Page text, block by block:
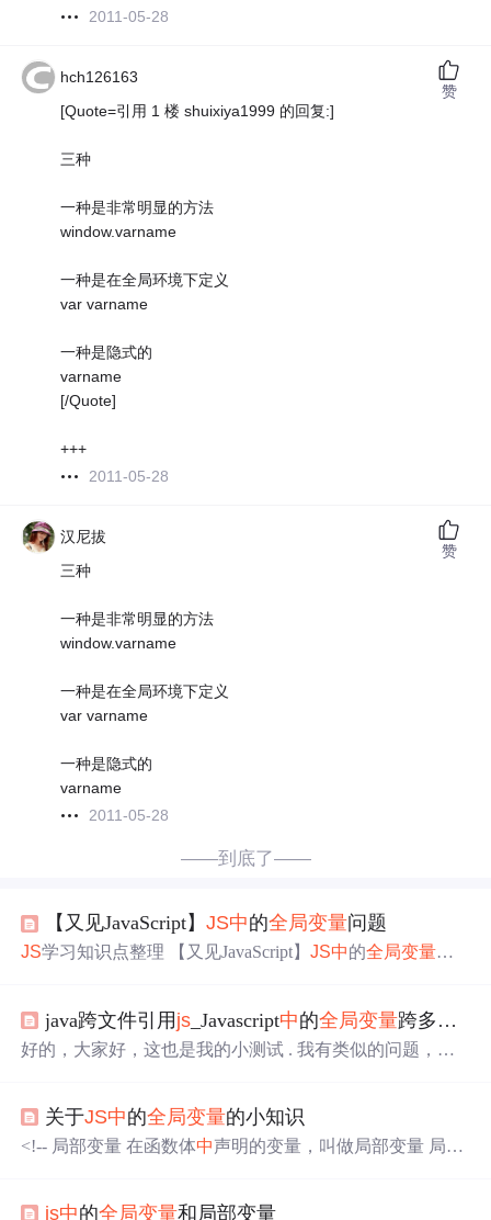
2011-05-28
hch126163
[Quote=引用 1 楼 shuixiya1999 的回复:]
三种
一种是非常明显的方法
window.varname
一种是在全局环境下定义
var varname
一种是隐式的
varname
[/Quote]
+++
2011-05-28
赞
汉尼拔
三种
一种是非常明显的方法
window.varname
一种是在全局环境下定义
var varname
一种是隐式的
varname
2011-05-28
赞
——到底了——
【又见JavaScript】JS中的全局变量问题
JS学习知识点整理 【又见JavaScript】JS中的全局变量问
(window.b) //2 上面两种方式的变量赋值，在全局中都是一
样的情况，都是挂载在系统内置的对象window上的属性；
java跨文件引用 js _Javascript中的全局变量跨多个文件
好的，大家好，这也是我的小测试 . 我有类似的问题，所
吗？两个HTML文件，一个外部JS文件，一个浏览器，两
个选项卡：它们是否会通过全局变量 进行干扰？一个HTM
var...
关于JS中的全局变量的小知识
<!-- 局部变量 在函数体中声明的变量，叫做局部变量 局部
值，系统默认赋值undefined 变量没有声明直接访问，会报
js中的全局变量和局部变量